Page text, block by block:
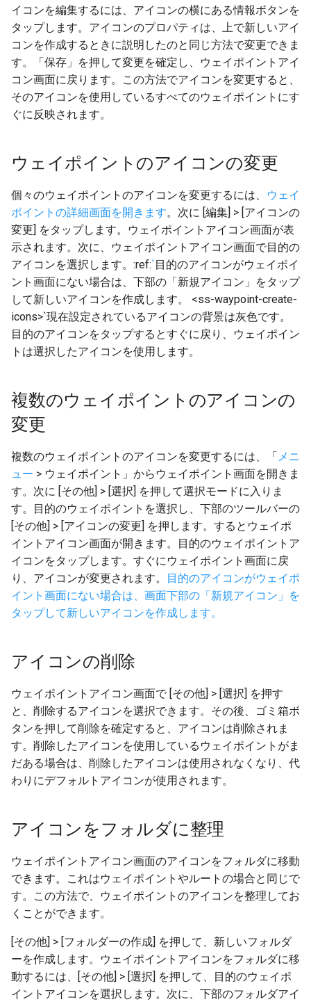
イコンを編集するには、アイコンの横にある情報ボタンを
タップします。アイコンのプロパティは、上で新しいアイ
コンを作成するときに説明したのと同じ方法で変更できま
す。「保存」を押して変更を確定し、ウェイポイントアイ
コン画面に戻ります。この方法でアイコンを変更すると、
そのアイコンを使用しているすべてのウェイポイントにす
ぐに反映されます。
ウェイポイントのアイコンの変更
個々のウェイポイントのアイコンを変更するには、
ウェイ
ポイントの詳細画面を開きます。次に [編集] > [アイコンの
変更] をタップします。ウェイポイントアイコン画面が表
示されます。次に、ウェイポイントアイコン画面で目的の
アイコンを選択します。:ref:`目的のアイコンがウェイポイ
ント画面にない場合は、下部の「新規アイコン」をタップ
して新しいアイコンを作成します。 <ss-waypoint-create-
icons>`現在設定されているアイコンの背景は灰色です。
目的のアイコンをタップするとすぐに戻り、ウェイポイン
トは選択したアイコンを使用します。
複数のウェイポイントのアイコンの
変更
複数のウェイポイントのアイコンを変更するには、「メニ
ュー > ウェイポイント」からウェイポイント画面を開きま
す。次に [その他] > [選択] を押して選択モードに入りま
す。目的のウェイポイントを選択し、下部のツールバーの
[その他] > [アイコンの変更] を押します。するとウェイポ
イントアイコン画面が開きます。目的のウェイポイントア
イコンをタップします。すぐにウェイポイント画面に戻
り、アイコンが変更されます。
目的のアイコンがウェイポ
イント画面にない場合は、画面下部の「新規アイコン」を
タップして新しいアイコンを作成します。
アイコンの削除
ウェイポイントアイコン画面で [その他] > [選択] を押す
と、削除するアイコンを選択できます。その後、ゴミ箱ボ
タンを押して削除を確定すると、アイコンは削除されま
す。削除したアイコンを使用しているウェイポイントがま
だある場合は、削除したアイコンは使用されなくなり、代
わりにデフォルトアイコンが使用されます。
アイコンをフォルダに整理
ウェイポイントアイコン画面のアイコンをフォルダに移動
できます。これはウェイポイントやルートの場合と同じで
す。この方法で、ウェイポイントのアイコンを整理してお
くことができます。
[その他] > [フォルダーの作成] を押して、新しいフォルダ
ーを作成します。ウェイポイントアイコンをフォルダに移
動するには、[その他] > [選択] を押して、目的のウェイポ
イントアイコンを選択します。次に、下部のフォルダアイ